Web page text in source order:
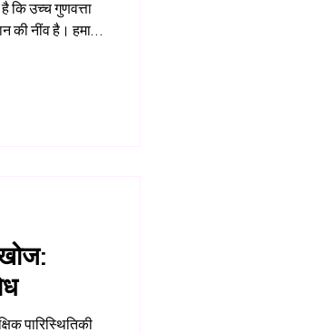
कि उच्च गुणवत्ता
नींव है। हमारी
पारिस्थितिकी